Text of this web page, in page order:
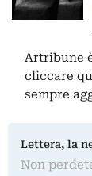
Artribune
cliccare
sempre
Lettera, la
Non